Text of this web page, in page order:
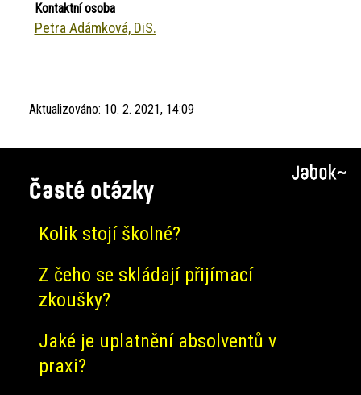
Kontaktní osoba
Petra Adámková, DiS.
Aktualizováno: 10. 2. 2021, 14:09
Časté otázky
Kolik stojí školné?
Z čeho se skládají přijímací
zkoušky?
Jaké je uplatnění absolventů v
praxi?